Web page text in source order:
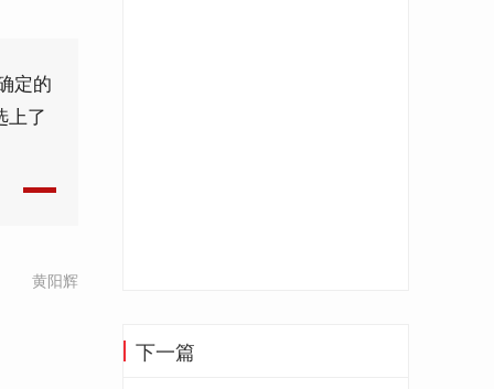
定的
上了
黄阳辉
下一篇